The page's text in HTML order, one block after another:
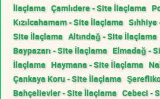
İlaçlama Çamlıdere - Site İlaçlama
Kızılcahamam - Site İlaçlama
Site İlaçlama Altındağ - Site İlaçlama
Baypazarı - Site İlaçlama Elmadağ -
İlaçlama Haymana - Site İlaçlama
Çankaya Koru - Site İlaçlama
Bahçelievler - Site İlaçlama Cebeci -